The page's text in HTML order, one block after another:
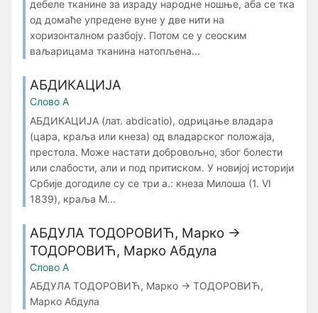
дебеле тканине за израду народне ношње, аба се тка
од домаће упредене вуне у две нити на
хоризонталном разбоју. Потом се у сеоским
ваљарицама тканина натопљена...
АБДИКАЦИЈА
Слово А
АБДИКАЦИЈА (лат. аbdicatio), одрицање владара
(цара, краља или кнеза) од владарског положаја,
престола. Може настати добровољно, због болести
или слабости, али и под притиском. У новијој историји
Србије догодиле су се три а.: кнеза Милоша (1. VI
1839), краља М...
АБДУЛА ТОДОРОВИЋ, Марко →
ТОДОРОВИЋ, Марко Абдула
Слово А
АБДУЛА ТОДОРОВИЋ, Марко → ТОДОРОВИЋ,
Марко Абдула